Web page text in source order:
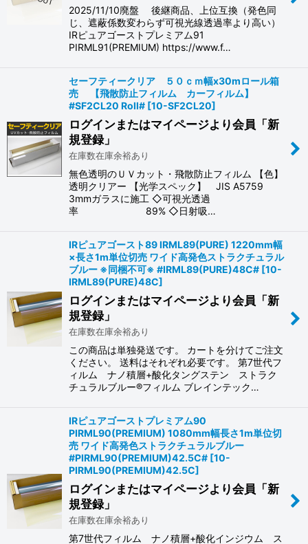
2025/11/10廃盤 後継商品、上位互換（発色同
じ、遮蔽係数変わらず可視光線透過率より高い）
IRピュアゴーストプレミアム91
PIRML91(PREMIUM) https://www.f…
セーフティークリア ５０ｃｍ幅x30mロール箱
売 【飛散防止フィルム カーフィルム】
#SF2CL20 Roll# [10-SF2CL20]
ログインまたはマイページより会員「新
規登録」
在庫数在庫余裕あり
無色透明のＵＶカット・飛散防止フィルム 【色】
透明クリアー 【光学スペック】 JIS A5759
3mmガラスに施工 ◇可視光透過
率 89% ◇日射吸…
IRピュアゴースト89 IRML89(PURE) 1220mm幅
×長さ1m単位切売 ワイド高発色ストラクチュラル
ブルー ※同梱不可※ #IRML89(PURE)48C# [10-
IRML89(PURE)48C]
ログインまたはマイページより会員「新
規登録」
在庫数在庫余裕あり
この商品は単独発送です。 カートを分けてご注文
ください。 送料はそれぞれ必要です。 第7世代フ
ィルム ナノ積層+酸化タングステン ストラク
チュラルブルー®フィルム ブレインテック…
IRピュアゴーストプレミアム90
PIRML90(PREMIUM) 1080mm幅長さ1m単位切
売 ワイド高発色ストラクチュラルブルー
#PIRML90(PREMIUM)42.5C# [10-
PIRML90(PREMIUM)42.5C]
ログインまたはマイページより会員「新
規登録」
在庫数在庫余裕あり
第7世代フィルム ナノ積層+酸化インジウム ス